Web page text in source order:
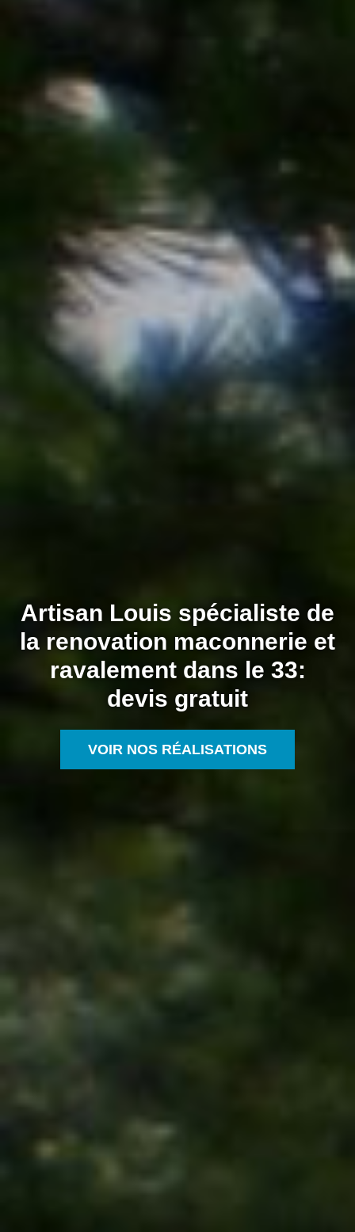
Artisan Louis spécialiste de
la renovation maconnerie et
ravalement dans le 33:
devis gratuit
VOIR NOS RÉALISATIONS